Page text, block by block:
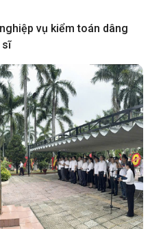
vụ kiểm toán dâng
sĩ